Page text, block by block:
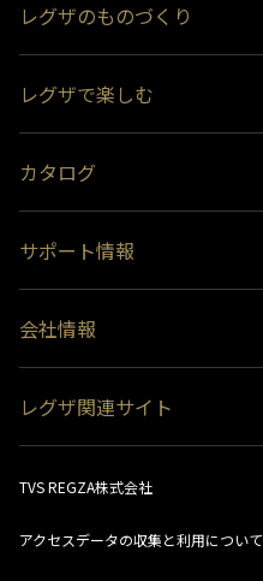
レグザのものづくり
受賞履歴
おすすめ番組
レグザで楽しむ
カタログ
サポート情報
インフォメーション 一覧
よくあるご質問 (FAQ）
お問い合わせ
生産終了商品一覧
ソフトウェアダウンロード情報
会社情報
会社概要
レグザ関連サイト
レグザ メンバーズ
法人向けサイト
TVS REGZA株式会社
アクセスデータの収集と利用について